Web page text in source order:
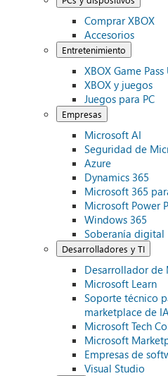
Comprar XBOX
Accesorios
Entretenimiento
XBOX Game
XBOX y juegos
Juegos para PC
Empresas
Microsoft AI
Seguridad de
Azure
Dynamics 365
Microsoft 365
Microsoft Power
Windows 365
Soberanía digital
Desarrolladores y TI
Desarrollador de
Microsoft Learn
Soporte técnico
marketplace de
Microsoft Tech
Microsoft
Empresas de
Visual Studio